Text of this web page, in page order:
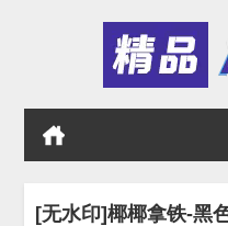
[无水印]椰椰拿铁-黑